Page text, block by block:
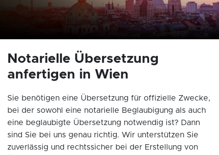
Notarielle Übersetzung
anfertigen in Wien
Sie benötigen eine Übersetzung für offizielle Zwecke,
bei der sowohl eine notarielle Beglaubigung als auch
eine beglaubigte Übersetzung notwendig ist? Dann
sind Sie bei uns genau richtig. Wir unterstützen Sie
zuverlässig und rechtssicher bei der Erstellung von